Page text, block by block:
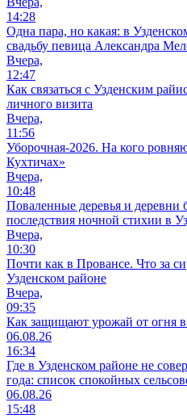
14:28
Одна пара, но какая: в
свадьбу певица Александра
Вчера,
12:47
Как связаться с Узденским
личного визита
Вчера,
11:56
Уборочная-2026. На кого
Кухтичах»
Вчера,
10:48
Поваленные деревья и деревни
последствия ночной стихии в
Вчера,
10:30
Почти как в Провансе. Что за
Узденском районе
Вчера,
09:35
Как защищают урожай от огня
06.08.26
16:34
Где в Узденском районе не
года: список спокойных
06.08.26
15:48